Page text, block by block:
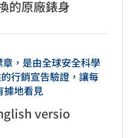
的原廠錶身
，是由全球安全科學
行銷宣告驗證，讓每
據地看見
versio